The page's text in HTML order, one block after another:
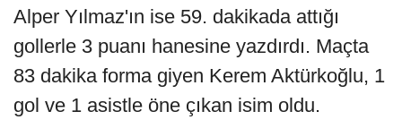
Alper Yılmaz'ın ise 59. dakikada attığı
gollerle 3 puanı hanesine yazdırdı. Maçta
83 dakika forma giyen Kerem Aktürkoğlu, 1
gol ve 1 asistle öne çıkan isim oldu.